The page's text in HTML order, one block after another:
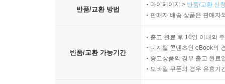
반품/교환 방법
마이페이지 > 반품/교환 신
판매자 배송 상품은 판매자
반품/교환 가능기간
출고 완료 후 10일 이내의
디지털 콘텐츠인 eBook의
중고상품의 경우 출고 완료
모바일 쿠폰의 경우 유효기